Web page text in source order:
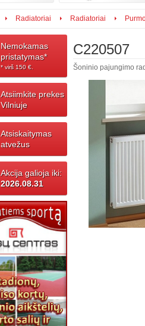
Radiatoriai Radiatoriai
Nemokamas
pristatymas*
* virš 150 ‎€.
Atsiimkite prekes
Vilniuje
Atsiskaitymas
atvežus
Akcija galioja iki:
2026.08.31
C220507
Šoninio pajungimo